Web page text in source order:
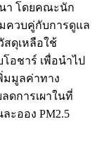
า โดยคณะนัก
ควบคู่กับการดูแล
สดุเหลือใช้
อชาร์ เพื่อนำไป
มมูลค่าทาง
ดการเผาในที่
ะออง PM2.5